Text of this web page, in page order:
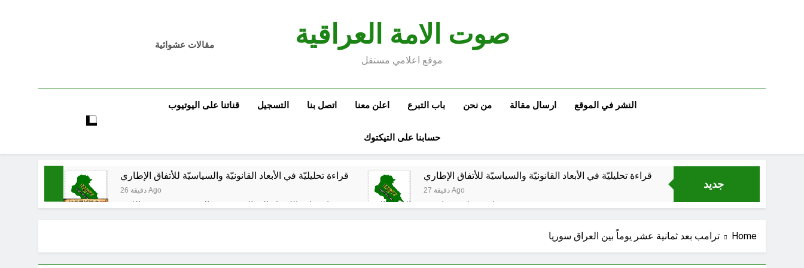
صوت الامة العراقية
موقع اعلامي مستقل
مقالات عشوائية
النشر في الموقع ارسال مقالة من نحن باب التبرع اعلن معنا اتصل بنا التسجيل قناتنا على اليوتيوب
حسابنا على التيكتوك
جديد
قراءة تحليليّة في الأبعاد القانونيّة والسياسيّة للأتفاق الإطاري
26 دقيقة Ago
قراءة تحليليّة في الأبعاد القانونيّة والسياسيّة للأتفاق الإطاري
27 دقيقة Ago
قويدات مجلس قيادة ثورة الإطار التسخيتي, من اصحاب الكساء الى المعصوبين الاثني عشر، حجج اللات
الكاتبان باقر الزبيدي ورياض سعد يحذران من الجولاني (ح 2) (فاذا سجدوا فليكونوا من ورائكم)
Home ترامب بعد ثمانية عشر يوماً بين العراق سوريا